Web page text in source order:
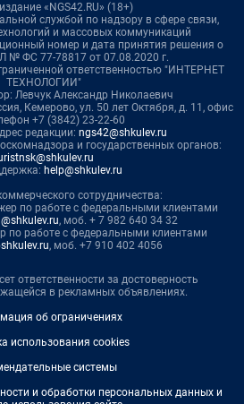
«NGS42.RU» (18+)
службой по надзору в сфере связи,
и массовых коммуникаций
номер и дата принятия решения о
№ ФС 77-78817 от 07.08.2020 г.
ответственностью "ИНТЕРНЕТ
ТЕХНОЛОГИИ"
Левчук Александр Николаевич
Кемерово, ул. 50 лет Октября, д. 11, офис
+7 (3842) 23-22-60
редакции: ngs42@shkulev.ru
и государственных органов:
help@shkulev.ru
сотрудничества:
по работе с федеральными клиентами
, моб. + 7 982 640 34 32
по работе с федеральными клиентами
, моб. +7 910 402 4056
ответственности за достоверность
в рекламных объявлениях.
об ограничениях
использования cookies
системы
и обработки персональных данных и